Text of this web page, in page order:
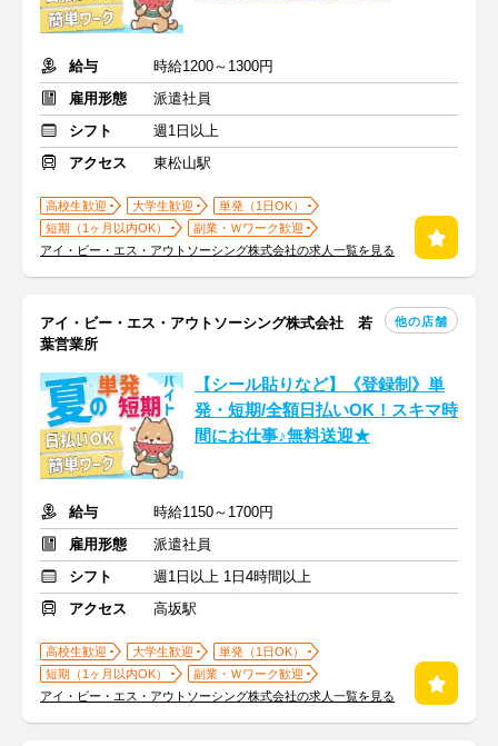
給与
時給1200～1300円
雇用形態
派遣社員
シフト
週1日以上
アクセス
東松山駅
高校生歓迎 大学生歓迎
単発（1日OK）
短期（1ヶ月以内OK）
副業・Ｗワーク歓迎
アイ・ビー・エス・アウトソーシング株式会社の求人一覧を見る
アイ・ビー・エス・アウトソーシング株式会社 若
葉営業所
他の店舗
【シール貼りなど】《登録制》単
発・短期/全額日払いOK！スキマ時
間にお仕事♪無料送迎★
給与
時給1150～1700円
雇用形態
派遣社員
シフト
週1日以上 1日4時間以上
アクセス
高坂駅
高校生歓迎 大学生歓迎
単発（1日OK）
短期（1ヶ月以内OK）
副業・Ｗワーク歓迎
アイ・ビー・エス・アウトソーシング株式会社の求人一覧を見る